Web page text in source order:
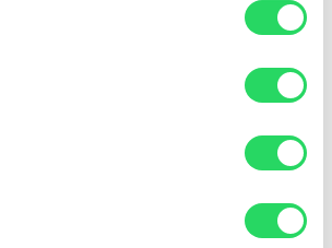
y los espacios de coworking
, como
se vuelven esenciales para aquellos
ofrecen la infraestructura necesaria
efectiva, sin las limitaciones de una
de trabajo sigue y seguirá siendo